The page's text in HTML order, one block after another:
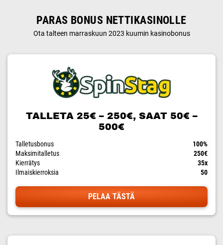
PARAS BONUS NETTIKASINOLLE
Ota talteen marraskuun 2023 kuumin kasinobonus
TALLETA 25€ – 250€, SAAT 50€ –
500€
Talletusbonus
100%
Maksimitalletus
250€
Kierrätys
35x
Ilmaiskierroksia
50
PELAA TÄSTÄ